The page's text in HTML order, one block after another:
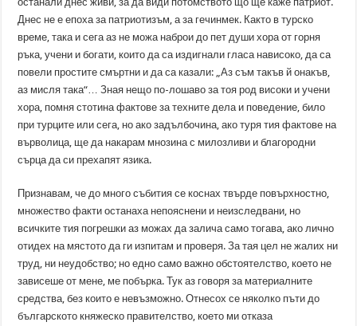
Днес не е епоха за патриотизъм, а за гечинмек. Както в турско
време, така и сега аз не можа наброи до пет души хора от горня
ръка, учени и богати, които да са издигнали гласа нависоко, да са
повели простите смъртни и да са казали: „Аз съм такъв й онакъв,
аз мисля така“… Зная нещо по-лошаво за тоя род високи и учени
хора, помня стотина фактове за техните дела и поведение, било
при турците или сега, но ако задълбочина, ако туря тия фактове на
върволица, ще да накарам мнозина с милозливи и благородни
сърца да си прехапят язика.
Признавам, че до много събития се коснах твърде повърхностно,
множество факти останаха непояснени и неизследвани, но
всичките тия погрешки аз можах да залича само тогава, ако лично
отидех на мястото да ги изпитам и проверя. За тая цел не жалих ни
труд, ни неудобство; но едно само важно обстоятелство, което не
зависеше от мене, ме побърка. Тук аз говоря за материалните
средства, без които е невъзможно. Отнесох се няколко пъти до
българското княжеско правителство, което ми отказа